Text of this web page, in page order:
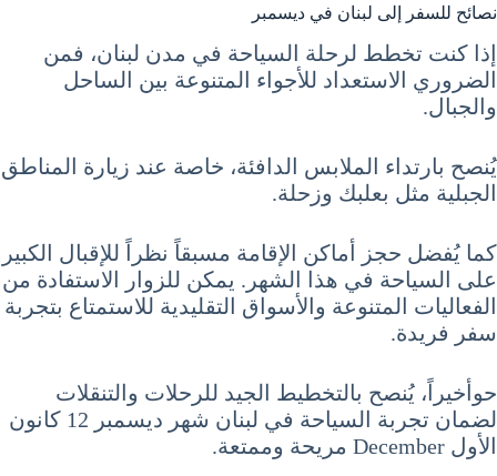
نصائح للسفر إلى لبنان في ديسمبر
إذا كنت تخطط لرحلة السياحة في مدن لبنان، فمن
الضروري الاستعداد للأجواء المتنوعة بين الساحل
والجبال.
يُنصح بارتداء الملابس الدافئة، خاصة عند زيارة المناطق
الجبلية مثل بعلبك وزحلة.
كما يُفضل حجز أماكن الإقامة مسبقاً نظراً للإقبال الكبير
على السياحة في هذا الشهر. يمكن للزوار الاستفادة من
الفعاليات المتنوعة والأسواق التقليدية للاستمتاع بتجربة
سفر فريدة.
حوأخيراً، يُنصح بالتخطيط الجيد للرحلات والتنقلات
لضمان تجربة السياحة في لبنان شهر ديسمبر 12 كانون
الأول December مريحة وممتعة.